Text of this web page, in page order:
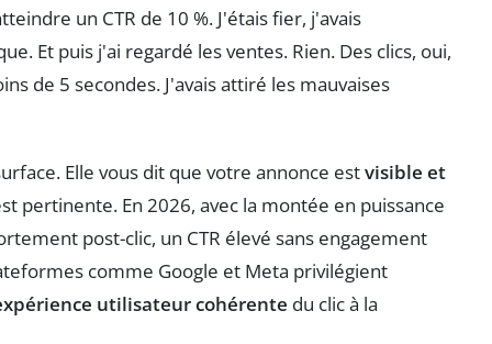
un CTR de 10 %. J'étais fier, j'avais
Et puis j'ai regardé les ventes. Rien. Des clics, oui,
de 5 secondes. J'avais attiré les mauvaises
Elle vous dit que votre annonce estvisible et
pertinente. En 2026, avec la montée en puissance
post-clic, un CTR élevé sans engagement
comme Google et Meta privilégient
utilisateur cohérente du clic à la